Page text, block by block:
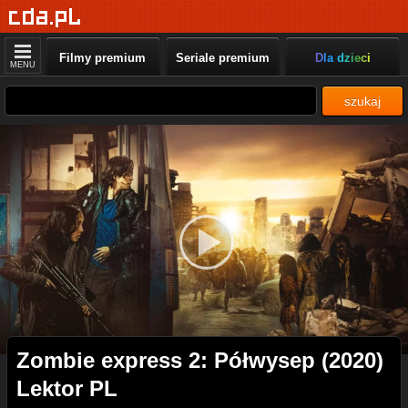
MENU Filmy premium Seriale premium Dla dzieci
szukaj
Zombie express 2: Półwysep (2020)
Lektor PL